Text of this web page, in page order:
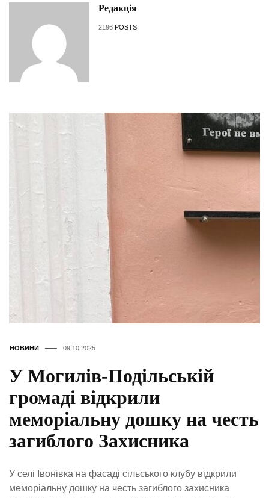
Редакція
2196 POSTS
НОВИНИ 09.10.2025
У Могилів-Подільській
громаді відкрили
меморіальну дошку на честь
загиблого Захисника
У селі Івонівка на фасаді сільського клубу відкрили
меморіальну дошку на честь загиблого захисника